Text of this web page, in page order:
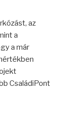
az
a
a már
CsaládiPont